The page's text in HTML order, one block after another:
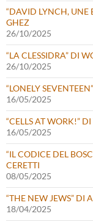
“DAVID LYNCH, UNE
GHEZ
26/10/2025
“LA CLESSIDRA” DI
26/10/2025
“LONELY
16/05/2025
“CELLS AT WORK!”
16/05/2025
“IL CODICE DEL
CERETTI
08/05/2025
“THE NEW JEWS” DI
18/04/2025